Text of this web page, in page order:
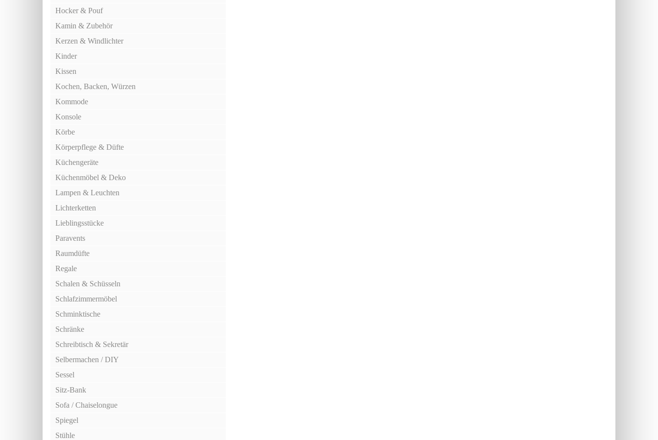
Hocker & Pouf
Kamin & Zubehör
Kerzen & Windlichter
Kinder
Kissen
Kochen, Backen, Würzen
Kommode
Konsole
Körbe
Körperpflege & Düfte
Küchengeräte
Küchenmöbel & Deko
Lampen & Leuchten
Lichterketten
Lieblingsstücke
Paravents
Raumdüfte
Regale
Schalen & Schüsseln
Schlafzimmermöbel
Schminktische
Schränke
Schreibtisch & Sekretär
Selbermachen / DIY
Sessel
Sitz-Bank
Sofa / Chaiselongue
Spiegel
Stühle